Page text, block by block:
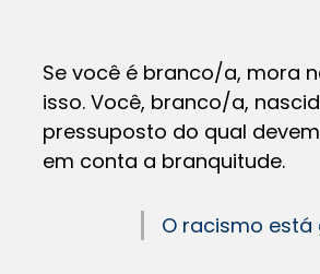
Se você é branco/a, mora
isso. Você, branco/a,
pressuposto do qual
em conta a branquitude.
O racismo